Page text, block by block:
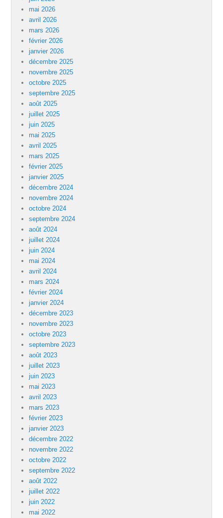
mai 2026
avril 2026
mars 2026
février 2026
janvier 2026
décembre 2025
novembre 2025
octobre 2025
septembre 2025
août 2025
juillet 2025
juin 2025
mai 2025
avril 2025
mars 2025
février 2025
janvier 2025
décembre 2024
novembre 2024
octobre 2024
septembre 2024
août 2024
juillet 2024
juin 2024
mai 2024
avril 2024
mars 2024
février 2024
janvier 2024
décembre 2023
novembre 2023
octobre 2023
septembre 2023
août 2023
juillet 2023
juin 2023
mai 2023
avril 2023
mars 2023
février 2023
janvier 2023
décembre 2022
novembre 2022
octobre 2022
septembre 2022
août 2022
juillet 2022
juin 2022
mai 2022